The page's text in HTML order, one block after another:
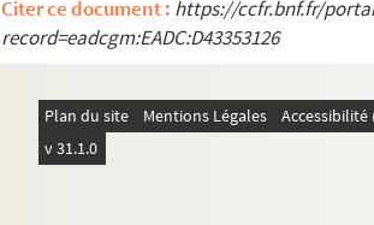
2904. « Ineditorum incomposita Farrago », par
2905. « Champagne. Généralité de Châlons.
2907. Inventaires et copies de pièces
2908. Règlement de police pour les élèves de
Citer ce document : https://ccfr.bnf.fr/
record=eadcgm:EADC:D43353126
Plan du site Mentions Légales
v 31.1.0